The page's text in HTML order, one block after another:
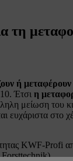
τη
ή
Έτσι η
μείωση του
ευχάριστα στο
KWF-Profi